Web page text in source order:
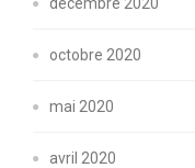
octobre 2020
mai 2020
avril 2020